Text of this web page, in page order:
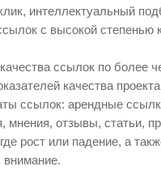
интеллектуальный
с высокой степенью
ссылок по более
качества
ссылок: арендные
мнения, отзывы, статьи,
рост или падение, а
внимание.